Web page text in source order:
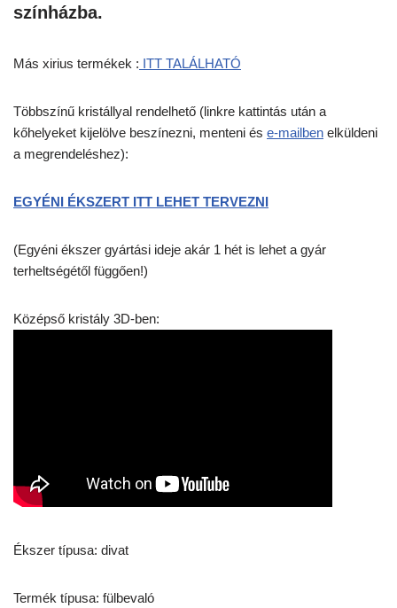
színházba.
Más xirius termékek : ITT TALÁLHATÓ
Többszínű kristállyal rendelhető (linkre kattintás után a
kőhelyeket kijelölve beszínezni, menteni és e-mailben elküldeni
a megrendeléshez):
EGYÉNI ÉKSZERT ITT LEHET TERVEZNI
(Egyéni ékszer gyártási ideje akár 1 hét is lehet a gyár
terheltségétől függően!)
Középső kristály 3D-ben:
Ékszer típusa: divat
Termék típusa: fülbevaló